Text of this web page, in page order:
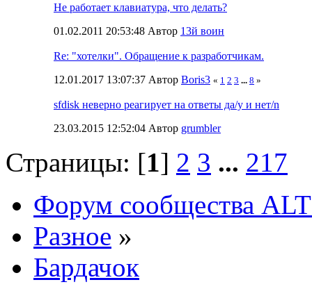
Не работает клавиатура, что делать?
01.02.2011 20:53:48 Автор 13й воин
Re: "хотелки". Обращение к разработчикам.
12.01.2017 13:07:37 Автор Boris3 « 1 2 3 ... 8 »
sfdisk неверно реагирует на ответы да/y и нет/n
23.03.2015 12:52:04 Автор grumbler
Страницы: [1] 2 3 ... 217
Форум сообщества
Разное »
Бардачок